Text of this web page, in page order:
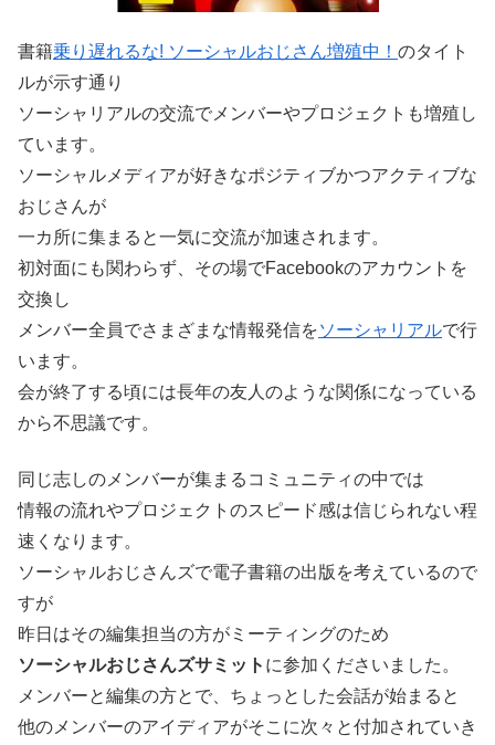
書籍乗り遅れるな! ソーシャルおじさん増殖中！ のタイト
ルが示す通り
ソーシャリアルの交流でメンバーやプロジェクトも増殖し
ています。
ソーシャルメディアが好きなポジティブかつアクティブな
おじさんが
一カ所に集まると一気に交流が加速されます。
初対面にも関わらず、その場でFacebookのアカウントを
交換し
メンバー全員でさまざまな情報発信をソーシャリアルで行
います。
会が終了する頃には長年の友人のような関係になっている
から不思議です。
同じ志しのメンバーが集まるコミュニティの中では
情報の流れやプロジェクトのスピード感は信じられない程
速くなります。
ソーシャルおじさんズで電子書籍の出版を考えているので
すが
昨日はその編集担当の方がミーティングのため
ソーシャルおじさんズサミット に参加くださいました。
メンバーと編集の方とで、ちょっとした会話が始まると
他のメンバーのアイディアがそこに次々と付加されていき